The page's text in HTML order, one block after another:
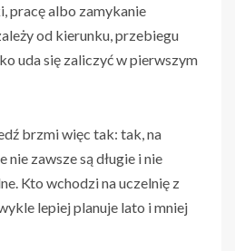
pracę albo zamykanie
od kierunku, przebiegu
uda się zaliczyć w pierwszym
brzmi więc tak: tak, na
nie zawsze są długie i nie
Kto wchodzi na uczelnię z
lepiej planuje lato i mniej